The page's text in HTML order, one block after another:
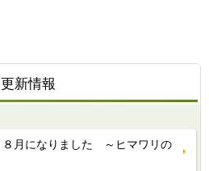
更新情報
月になりました ～ヒマワリの